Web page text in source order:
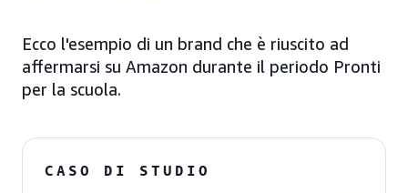
Ecco l'esempio di un brand che è riuscito ad
affermarsi su Amazon durante il periodo Pronti
per la scuola.
CASO DI STUDIO